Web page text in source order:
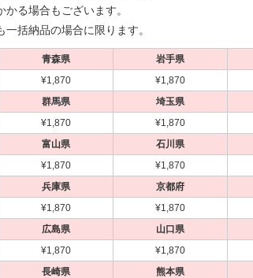
ツヤ有シ
スターパネ
2
代引不可
A1
前四辺開閉式
594×841
ポスターパネル 333 A1 木目ナチュラル
屋内用
¥10,653
A2 マットシ
2
代引不可
屋内用
420×594
ポスターグリップ PG-20R A2 ツヤ無シ
ルバー(梨地調) 屋内用 R型
¥6,490
ツヤ無シ
スターパネ
2
代引不可
前四辺開閉式
1030×1456
ポスターパネル 333 B0 ステン 屋内用
¥26,169（税込）
4辺開閉式フレームの定番アイテム！
ツヤ有シ
スターパネ
2
代引不可
728×1030
シェイプ SH-B1-WH B1 ホワイト 屋内用
¥2,772（税込）
スマートな形状が作品を引き立てます！
ツヤ有シ
スターパネ
2
代引不可
B2（W515×H728）
ALUMIUM SERIES 01 CUT B2 マットシ
ルバー 屋内用
¥13,200
る場合もございます。
括納品の場合に限ります。
青森県 岩手県
¥1,870 ¥1,870
群馬県 埼玉県
¥1,870 ¥1,870
富山県 石川県
¥1,870 ¥1,870
兵庫県 京都府
¥1,870 ¥1,870
広島県 山口県
¥1,870 ¥1,870
長崎県 熊本県